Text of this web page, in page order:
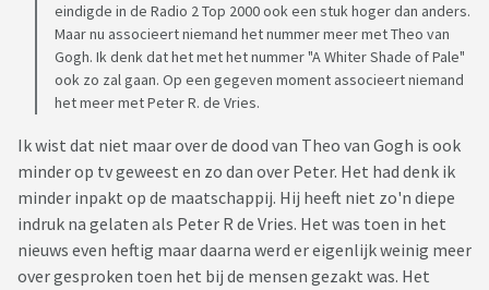
eindigde in de Radio 2 Top 2000 ook een stuk hoger dan anders.
Maar nu associeert niemand het nummer meer met Theo van
Gogh. Ik denk dat het met het nummer "A Whiter Shade of Pale"
ook zo zal gaan. Op een gegeven moment associeert niemand
het meer met Peter R. de Vries.
Ik wist dat niet maar over de dood van Theo van Gogh is ook
minder op tv geweest en zo dan over Peter. Het had denk ik
minder inpakt op de maatschappij. Hij heeft niet zo'n diepe
indruk na gelaten als Peter R de Vries. Het was toen in het
nieuws even heftig maar daarna werd er eigenlijk weinig meer
over gesproken toen het bij de mensen gezakt was. Het